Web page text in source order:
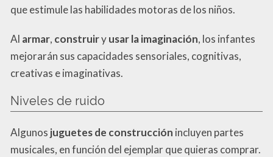
que estimule las habilidades motoras de los niños.
Al armar, construiryusar la imaginación, los infantes
mejorarán sus capacidades sensoriales, cognitivas,
creativas e imaginativas.
Niveles de ruido
Algunos juguetes de construcción incluyen partes
musicales, en función del ejemplar que quieras comprar.